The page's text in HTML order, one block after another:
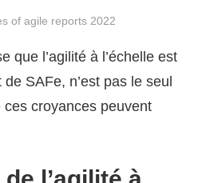
of agile reports 2022
que l’agilité à l’échelle est
SAFe, n’est pas le seul
croyances peuvent